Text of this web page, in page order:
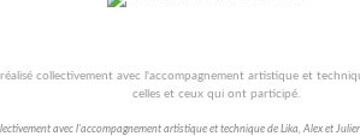
avec l'accompagnement artistique et technique de Lika, Alex et